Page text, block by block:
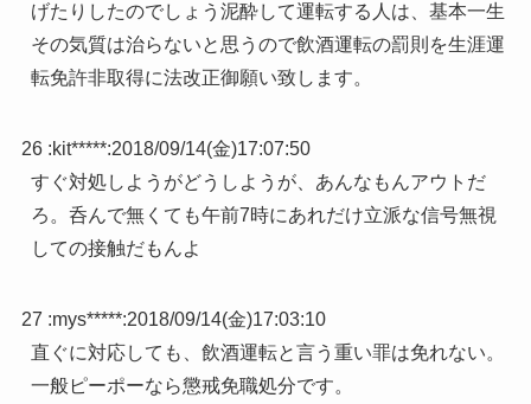
げたりしたのでしょう泥酔して運転する人は、基本一生
その気質は治らないと思うので飲酒運転の罰則を生涯運
転免許非取得に法改正御願い致します。
26 :kit*****:2018/09/14(金)17:07:50
すぐ対処しようがどうしようが、あんなもんアウトだ
ろ。呑んで無くても午前7時にあれだけ立派な信号無視
しての接触だもんよ
27 :mys*****:2018/09/14(金)17:03:10
直ぐに対応しても、飲酒運転と言う重い罪は免れない。
一般ピーポーなら懲戒免職処分です。